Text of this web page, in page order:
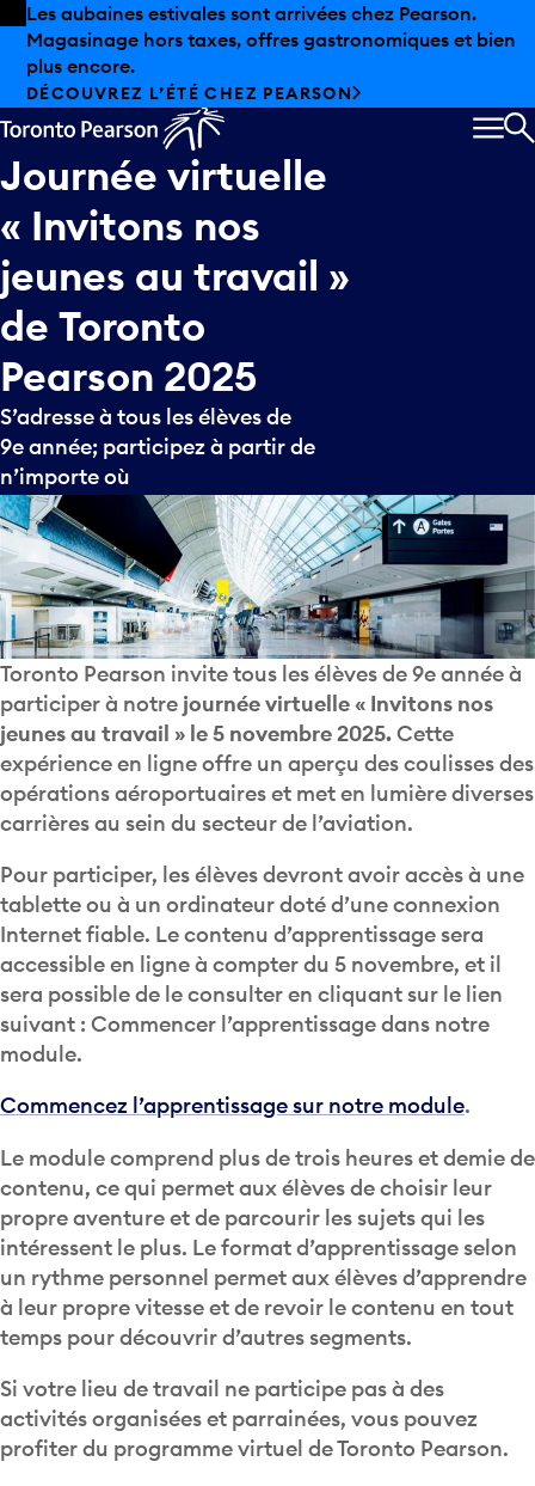
Skip to offers
Passer au contenu principal
Les aubaines estivales sont arrivées chez Pearson.
Magasinage hors taxes, offres gastronomiques et bien
plus encore.
DÉCOUVREZ L’ÉTÉ CHEZ PEARSON
Journée virtuelle
« Invitons nos
jeunes au travail »
de Toronto
Pearson 2025
S’adresse à tous les élèves de
9e année; participez à partir de
n’importe où
Toronto Pearson invite tous les élèves de 9e année à
participer à notre journée virtuelle « Invitons nos
jeunes au travail » le 5 novembre 2025.Cette
expérience en ligne offre un aperçu des coulisses des
opérations aéroportuaires et met en lumière diverses
carrières au sein du secteur de l’aviation.
Pour participer, les élèves devront avoir accès à une
tablette ou à un ordinateur doté d’une connexion
Internet fiable. Le contenu d’apprentissage sera
accessible en ligne à compter du 5 novembre, et il
sera possible de le consulter en cliquant sur le lien
suivant : Commencer l’apprentissage dans notre
module.
Commencez l’apprentissage sur notre module.
Le module comprend plus de trois heures et demie de
contenu, ce qui permet aux élèves de choisir leur
propre aventure et de parcourir les sujets qui les
intéressent le plus. Le format d’apprentissage selon
un rythme personnel permet aux élèves d’apprendre
à leur propre vitesse et de revoir le contenu en tout
temps pour découvrir d’autres segments.
Si votre lieu de travail ne participe pas à des
activités organisées et parrainées, vous pouvez
profiter du programme virtuel de Toronto Pearson.